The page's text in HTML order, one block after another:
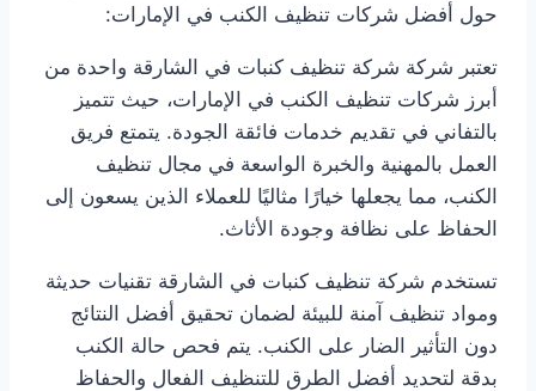
حول أفضل شركات تنظيف الكنب في الإمارات:
تعتبر شركة شركة تنظيف كنبات في الشارقة واحدة من
أبرز شركات تنظيف الكنب في الإمارات، حيث تتميز
بالتفاني في تقديم خدمات فائقة الجودة. يتمتع فريق
العمل بالمهنية والخبرة الواسعة في مجال تنظيف
الكنب، مما يجعلها خيارًا مثاليًا للعملاء الذين يسعون إلى
الحفاظ على نظافة وجودة الأثاث.
تستخدم شركة تنظيف كنبات في الشارقة تقنيات حديثة
ومواد تنظيف آمنة للبيئة لضمان تحقيق أفضل النتائج
دون التأثير الضار على الكنب. يتم فحص حالة الكنب
بدقة لتحديد أفضل الطرق للتنظيف الفعال والحفاظ